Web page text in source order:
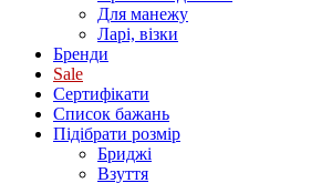
Для манежу
Ларі, візки
Бренди
Sale
Сертифікати
Список бажань
Підібрати розмір
Бриджі
Взуття